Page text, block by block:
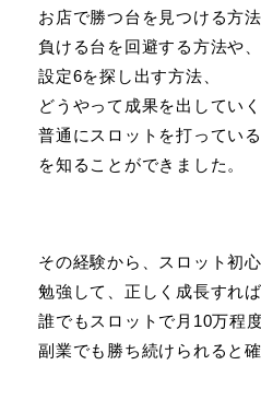
お店で勝つ台を見つける方法
負ける台を回避する方法や、
設定6を探し出す方法、
どうやって成果を出していく
普通にスロットを打ってい
を知ることができました。
その経験から、スロット初
勉強して、正しく成長すれば
誰でもスロットで月10万程
副業でも勝ち続けられると